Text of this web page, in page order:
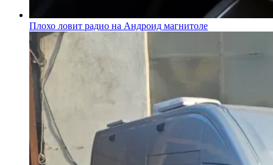
Плохо ловит радио на Андроид магнитоле